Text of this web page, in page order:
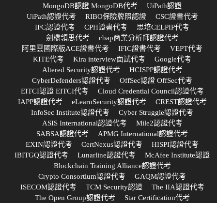
MongoDB認證 MongoDB代考
UiPath認證
UiPath認證代考
RIBO保險牌照認證
CSC證書代考
IFC認證代考
CPH證書代考
思培CELPIP代考
劍橋領思代考
cbap商業分析師認證代考
阿里雲國際版ACE證書代考
IFIC證書代考
VEPT代考
KITE代考
Kira interview面試代考
Google代考
Altered Security認證代考
HCISPP認證代考
CyberDefenders認證代考
OffSec認證 OffSec代考
EITCI認證 EITCI代考
Cloud Credential Council認證代考
IAPP認證代考
eLearnSecurity認證代考
CREST認證代考
InfoSec Institute認證代考
Cyber Struggle認證代考
ASIS International認證代考
Mile2認證代考
SABSA認證代考
APMG International認證代考
EXIN認證代考
CertNexus認證代考
HISPI認證代考
IBITGQ認證代考
Lunarline認證代考
McAfee Institute認證
Blockchain Training Alliance認證代考
Crypto Consortium認證代考
GAQM認證代考
ISECOM認證代考
TCM Security認證
The IIA認證代考
The Open Group認證代考
Star Certification代考